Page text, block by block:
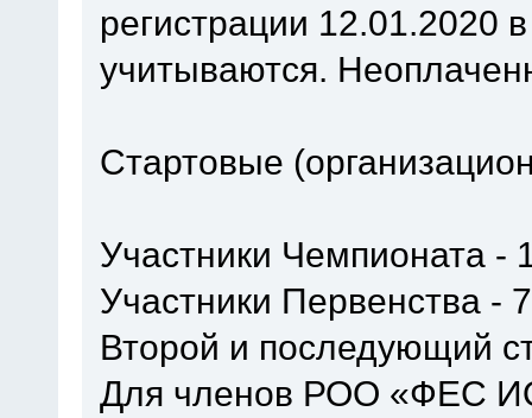
регистрации 12.01.2020
учитываются.
Стартовые
Участники Чемпионата -
Участники Первенства -
Второй и последующий
Для членов РОО «ФЕС